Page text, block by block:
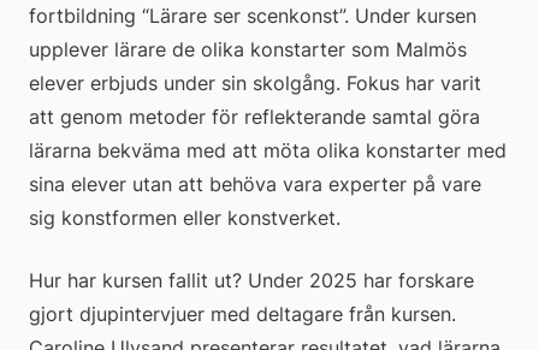
fortbildning “Lärare ser scenkonst”. Under kursen
upplever lärare de olika konstarter som Malmös
elever erbjuds under sin skolgång. Fokus har varit
att genom metoder för reflekterande samtal göra
lärarna bekväma med att möta olika konstarter med
sina elever utan att behöva vara experter på vare
sig konstformen eller konstverket.
Hur har kursen fallit ut? Under 2025 har forskare
gjort djupintervjuer med deltagare från kursen.